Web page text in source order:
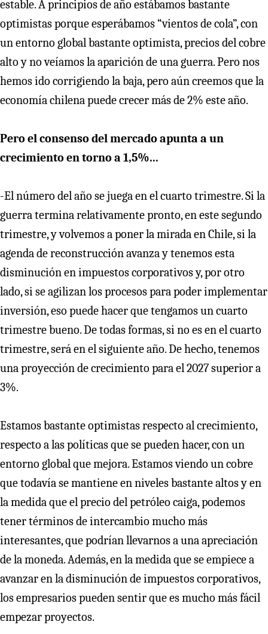
estable. A principios de año estábamos bastante
optimistas porque esperábamos “vientos de cola”, con
un entorno global bastante optimista, precios del cobre
alto y no veíamos la aparición de una guerra. Pero nos
hemos ido corrigiendo la baja, pero aún creemos que la
economía chilena puede crecer más de 2% este año.
Pero el consenso del mercado apunta a un
crecimiento en torno a 1,5%...
-El número del año se juega en el cuarto trimestre. Si la
guerra termina relativamente pronto, en este segundo
trimestre, y volvemos a poner la mirada en Chile, si la
agenda de reconstrucción avanza y tenemos esta
disminución en impuestos corporativos y, por otro
lado, si se agilizan los procesos para poder implementar
inversión, eso puede hacer que tengamos un cuarto
trimestre bueno. De todas formas, si no es en el cuarto
trimestre, será en el siguiente año. De hecho, tenemos
una proyección de crecimiento para el 2027 superior a
3%.
Estamos bastante optimistas respecto al crecimiento,
respecto a las políticas que se pueden hacer, con un
entorno global que mejora. Estamos viendo un cobre
que todavía se mantiene en niveles bastante altos y en
la medida que el precio del petróleo caiga, podemos
tener términos de intercambio mucho más
interesantes, que podrían llevarnos a una apreciación
de la moneda. Además, en la medida que se empiece a
avanzar en la disminución de impuestos corporativos,
los empresarios pueden sentir que es mucho más fácil
empezar proyectos.